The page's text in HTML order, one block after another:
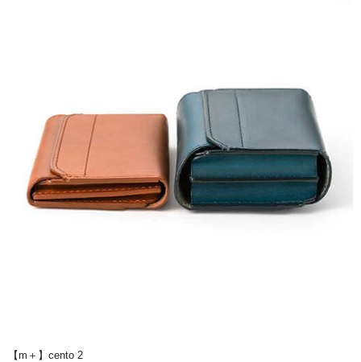
【m＋】cento 2